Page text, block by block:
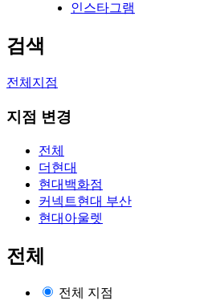
인스타그램
검색
전체지점
지점 변경
전체
더현대
현대백화점
커넥트현대 부산
현대아울렛
전체
전체 지점